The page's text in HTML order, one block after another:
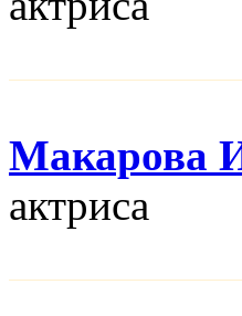
Макарова
актриса